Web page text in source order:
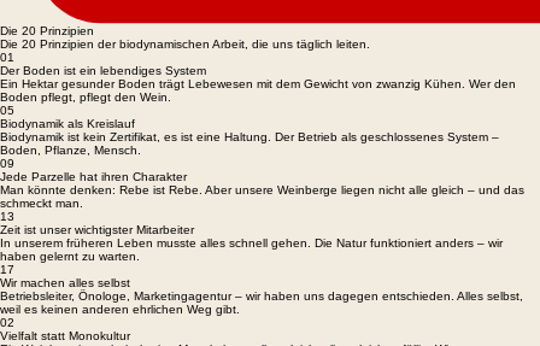
Die 20 Prinzipien
Die 20 Prinzipien der biodynamischen Arbeit, die uns täglich leiten.
01
Der Boden ist ein lebendiges System
Ein Hektar gesunder Boden trägt Lebewesen mit dem Gewicht von zwanzig Kühen. Wer den
Boden pflegt, pflegt den Wein.
05
Biodynamik als Kreislauf
Biodynamik ist kein Zertifikat, es ist eine Haltung. Der Betrieb als geschlossenes System –
Boden, Pflanze, Mensch.
09
Jede Parzelle hat ihren Charakter
Man könnte denken: Rebe ist Rebe. Aber unsere Weinberge liegen nicht alle gleich – und das
schmeckt man.
13
Zeit ist unser wichtigster Mitarbeiter
In unserem früheren Leben musste alles schnell gehen. Die Natur funktioniert anders – wir
haben gelernt zu warten.
17
Wir machen alles selbst
Betriebsleiter, Önologe, Marketingagentur – wir haben uns dagegen entschieden. Alles selbst,
weil es keinen anderen ehrlichen Weg gibt.
02
Vielfalt statt Monokultur